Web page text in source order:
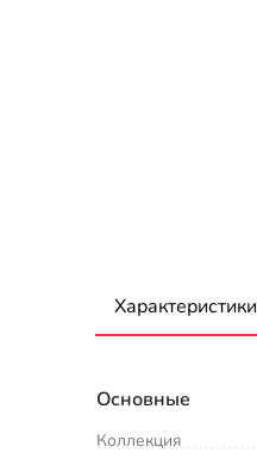
Характеристики
Основные
Коллекция